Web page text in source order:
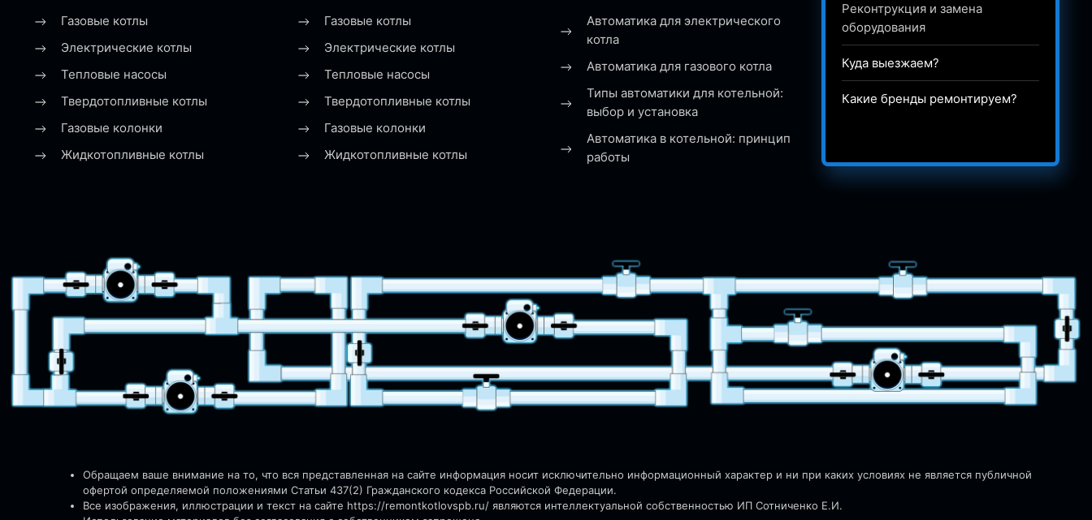
Газовые котлы
Электрические котлы
Тепловые насосы
Твердотопливные котлы
Газовые колонки
Жидкотопливные котлы
Газовые котлы
Электрические котлы
Тепловые насосы
Твердотопливные котлы
Газовые колонки
Жидкотопливные котлы
Автоматика для электрического
котла
Автоматика для газового котла
Типы автоматики для котельной:
выбор и установка
Автоматика в котельной: принцип
работы
Реконтрукция и замена
оборудования
Куда выезжаем?
Какие бренды ремонтируем?
Обращаем ваше внимание на то, что вся представленная на сайте информация носит исключительно информационный характер и ни при каких условиях не является публичной
офертой определяемой положениями Статьи 437(2) Гражданского кодекса Российской Федерации.
Все изображения, иллюстрации и текст на сайте https://remontkotlovspb.ru/ являются интеллектуальной собственностью ИП Сотниченко Е.И.